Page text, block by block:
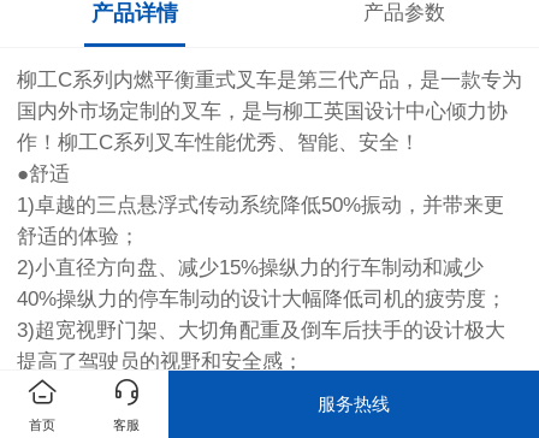
产品详情 产品参数
柳工C系列内燃平衡重式叉车是第三代产品，是一款专为
国内外市场定制的叉车，是与柳工英国设计中心倾力协
作！柳工C系列叉车性能优秀、智能、安全！
●舒适
1)卓越的三点悬浮式传动系统降低50%振动，并带来更
舒适的体验；
2)小直径方向盘、减少15%操纵力的行车制动和减少
40%操纵力的停车制动的设计大幅降低司机的疲劳度；
3)超宽视野门架、大切角配重及倒车后扶手的设计极大
提高了驾驶员的视野和安全感；
4)人性化的操作布局，内部空间增加20%，搭配宽体缓
冲座椅，即便大个子司机操作也游刃有余；
首页 客服
服务热线